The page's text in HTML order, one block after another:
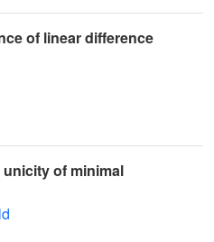
of linear difference
of minimal